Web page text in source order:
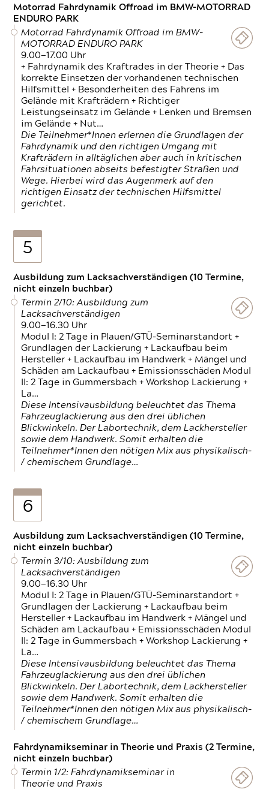
Motorrad Fahrdynamik Offroad im BMW-MOTORRAD
ENDURO PARK
Motorrad Fahrdynamik Offroad im BMW-
MOTORRAD ENDURO PARK
9.00—17.00 Uhr
+ Fahrdynamik des Kraftrades in der Theorie + Das
korrekte Einsetzen der vorhandenen technischen
Hilfsmittel + Besonderheiten des Fahrens im
Gelände mit Krafträdern + Richtiger
Leistungseinsatz im Gelände + Lenken und Bremsen
im Gelände + Nut…
Die Teilnehmer*Innen erlernen die Grundlagen der
Fahrdynamik und den richtigen Umgang mit
Krafträdern in alltäglichen aber auch in kritischen
Fahrsituationen abseits befestigter Straßen und
Wege. Hierbei wird das Augenmerk auf den
richtigen Einsatz der technischen Hilfsmittel
gerichtet.
5
Ausbildung zum Lacksachverständigen (10 Termine,
nicht einzeln buchbar)
Termin 2/10: Ausbildung zum
Lacksachverständigen
9.00—16.30 Uhr
Modul I: 2 Tage in Plauen/GTÜ-Seminarstandort +
Grundlagen der Lackierung + Lackaufbau beim
Hersteller + Lackaufbau im Handwerk + Mängel und
Schäden am Lackaufbau + Emissionsschäden Modul
II: 2 Tage in Gummersbach + Workshop Lackierung +
La…
Diese Intensivausbildung beleuchtet das Thema
Fahrzeuglackierung aus den drei üblichen
Blickwinkeln. Der Labortechnik, dem Lackhersteller
sowie dem Handwerk. Somit erhalten die
Teilnehmer*Innen den nötigen Mix aus physikalisch-
/ chemischem Grundlage…
6
Ausbildung zum Lacksachverständigen (10 Termine,
nicht einzeln buchbar)
Termin 3/10: Ausbildung zum
Lacksachverständigen
9.00—16.30 Uhr
Modul I: 2 Tage in Plauen/GTÜ-Seminarstandort +
Grundlagen der Lackierung + Lackaufbau beim
Hersteller + Lackaufbau im Handwerk + Mängel und
Schäden am Lackaufbau + Emissionsschäden Modul
II: 2 Tage in Gummersbach + Workshop Lackierung +
La…
Diese Intensivausbildung beleuchtet das Thema
Fahrzeuglackierung aus den drei üblichen
Blickwinkeln. Der Labortechnik, dem Lackhersteller
sowie dem Handwerk. Somit erhalten die
Teilnehmer*Innen den nötigen Mix aus physikalisch-
/ chemischem Grundlage…
Fahrdynamikseminar in Theorie und Praxis (2 Termine,
nicht einzeln buchbar)
Termin 1/2: Fahrdynamikseminar in
Theorie und Praxis